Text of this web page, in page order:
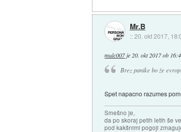
Mr.B
::20. okt 2017,
mulc007je 20. okt 2017 ob
Brez panike bo že
Spet napacno razumes
Smešno je,
da po skoraj petih letih še
pod kakšnimi pogoji